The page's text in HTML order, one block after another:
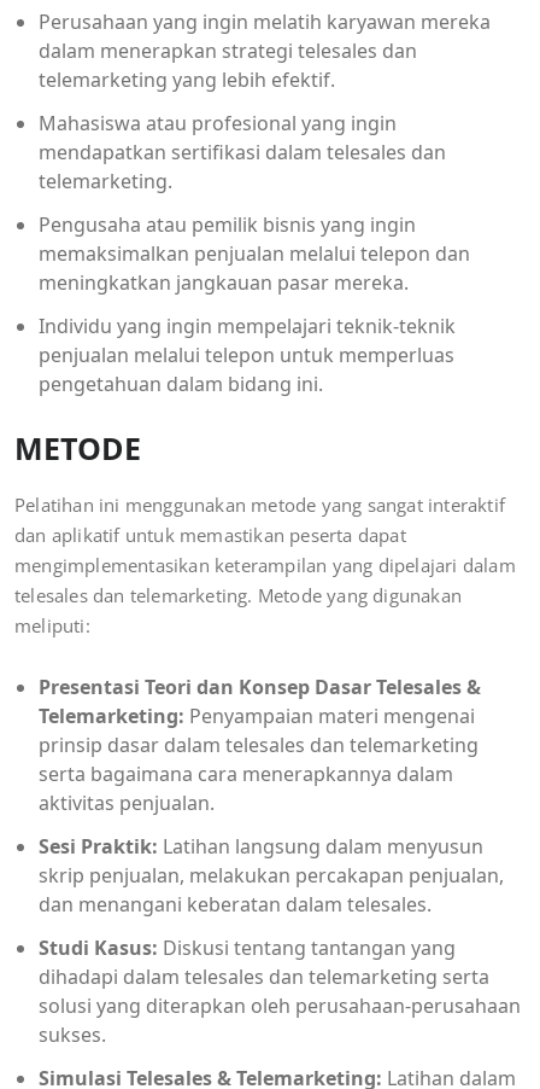
Perusahaan yang ingin melatih karyawan mereka
dalam menerapkan strategi telesales dan
telemarketing yang lebih efektif.
Mahasiswa atau profesional yang ingin
mendapatkan sertifikasi dalam telesales dan
telemarketing.
Pengusaha atau pemilik bisnis yang ingin
memaksimalkan penjualan melalui telepon dan
meningkatkan jangkauan pasar mereka.
Individu yang ingin mempelajari teknik-teknik
penjualan melalui telepon untuk memperluas
pengetahuan dalam bidang ini.
METODE
Pelatihan ini menggunakan metode yang sangat interaktif
dan aplikatif untuk memastikan peserta dapat
mengimplementasikan keterampilan yang dipelajari dalam
telesales dan telemarketing. Metode yang digunakan
meliputi:
Presentasi Teori dan Konsep Dasar Telesales &
Telemarketing: Penyampaian materi mengenai
prinsip dasar dalam telesales dan telemarketing
serta bagaimana cara menerapkannya dalam
aktivitas penjualan.
Sesi Praktik: Latihan langsung dalam menyusun
skrip penjualan, melakukan percakapan penjualan,
dan menangani keberatan dalam telesales.
Studi Kasus: Diskusi tentang tantangan yang
dihadapi dalam telesales dan telemarketing serta
solusi yang diterapkan oleh perusahaan-perusahaan
sukses.
Simulasi Telesales & Telemarketing: Latihan dalam